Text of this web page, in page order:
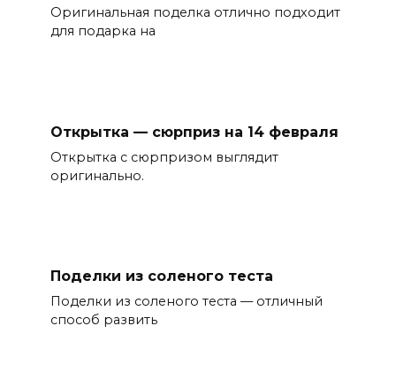
Оригинальная поделка отлично подходит
для подарка на
Открытка — сюрприз на 14 февраля
Открытка с сюрпризом выглядит
оригинально.
Поделки из соленого теста
Поделки из соленого теста — отличный
способ развить